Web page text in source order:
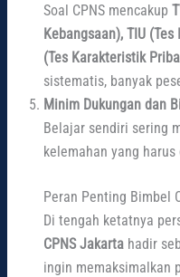
Soal CPNS mencakup
Kebangsaan), TIU
(Tes Karakteristik
sistematis, banyak
Minim Dukungan dan
Belajar sendiri sering
kelemahan yang
Peran Penting Bimbel
Di tengah ketatnya
CPNS Jakarta hadir
ingin memaksimalkan